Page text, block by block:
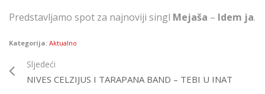
Predstavljamo spot za najnoviji singl Mejaša – Idem ja.
Kategorija: Aktualno
Sljedeći
NIVES CELZIJUS I TARAPANA BAND – TEBI U INAT